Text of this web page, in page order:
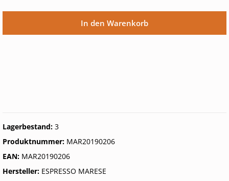
In den Warenkorb
Lagerbestand: 3
Produktnummer: MAR20190206
EAN: MAR20190206
Hersteller: ESPRESSO MARESE